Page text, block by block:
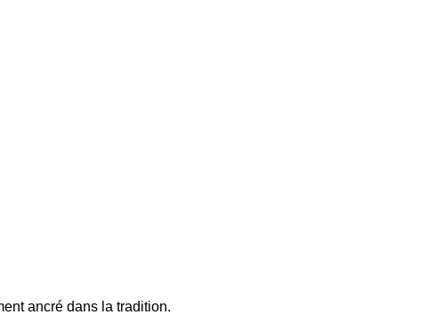
ancré dans la tradition.